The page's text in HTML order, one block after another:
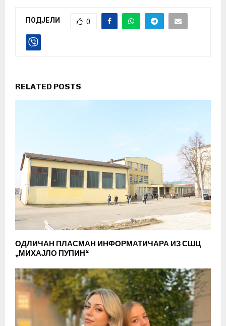
ПОДЈЕЛИ 0
RELATED POSTS
ОДЛИЧАН ПЛАСМАН ИНФОРМАТИЧАРА ИЗ СШЦ
„МИХАЈЛО ПУПИН“